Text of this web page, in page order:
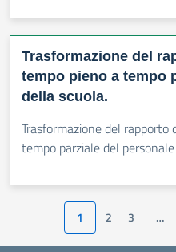
Trasformazione del
tempo pieno a tempo
della scuola.
Trasformazione del
tempo parziale del
1 2 3 …